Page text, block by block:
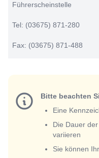
Führerscheinstelle
Tel: (03675) 871-280
Fax: (03675) 871-488
Bitte beachten
Eine
Die Dauer
variieren
Sie können